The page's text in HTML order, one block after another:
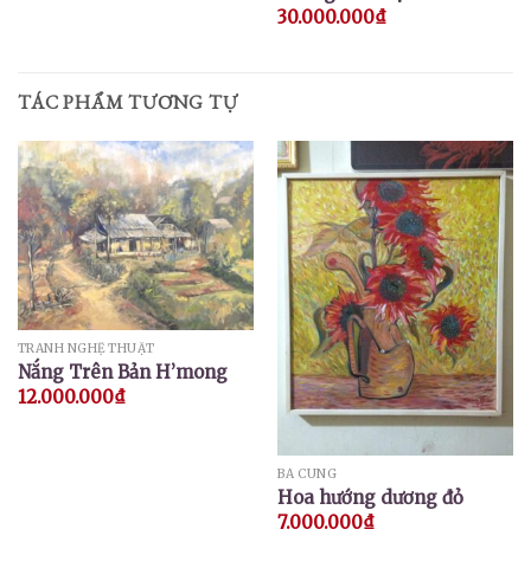
30.000.000₫
TÁC PHẨM TƯƠNG TỰ
TRANH NGHỆ THUẬT
Nắng Trên Bản H’mong
12.000.000₫
BÁ CUNG
Hoa hướng dương đỏ
7.000.000₫